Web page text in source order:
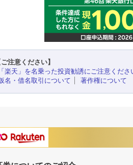
ご注意ください】
「楽天」を名乗った投資勧誘にご注意くださ
名・借名取引について
著作権について